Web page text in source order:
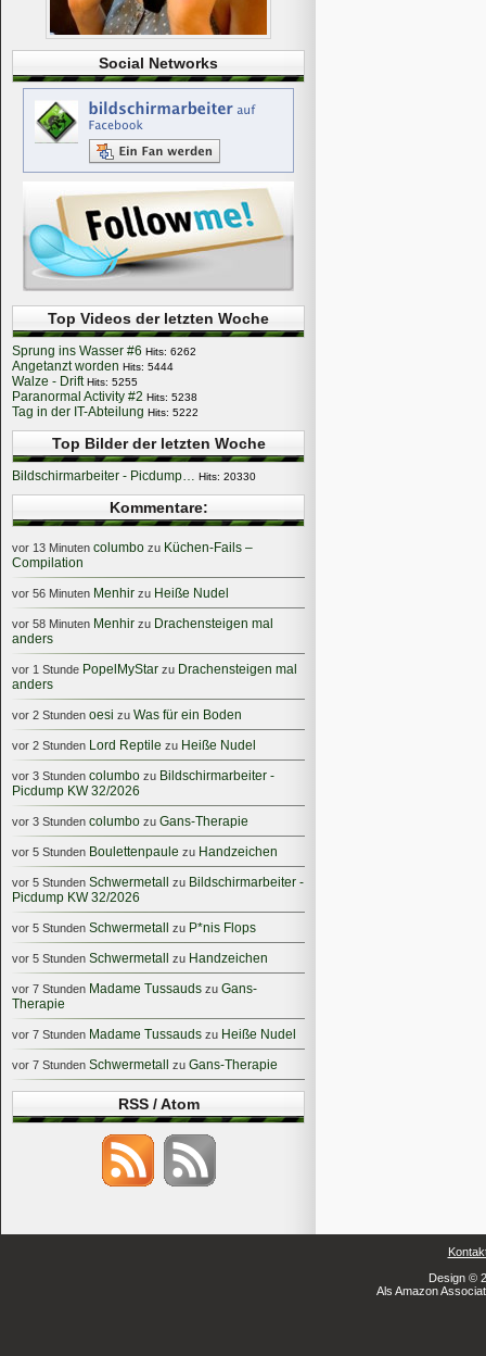
Social Networks
Top Videos der letzten Woche
Sprung ins Wasser #6 Hits: 6262
Angetanzt worden Hits: 5444
Walze - Drift Hits: 5255
Paranormal Activity #2 Hits: 5238
Tag in der IT-Abteilung Hits: 5222
Top Bilder der letzten Woche
Bildschirmarbeiter - Picdump… Hits: 20330
Kommentare:
vor 13 Minuten columbo zu Küchen-Fails –
Compilation
vor 56 Minuten Menhir zu Heiße Nudel
vor 58 Minuten Menhir zu Drachensteigen mal
anders
vor 1 Stunde PopelMyStar zu Drachensteigen mal
anders
vor 2 Stunden oesi zu Was für ein Boden
vor 2 Stunden Lord Reptile zu Heiße Nudel
vor 3 Stunden columbo zu Bildschirmarbeiter -
Picdump KW 32/2026
vor 3 Stunden columbo zu Gans-Therapie
vor 5 Stunden Boulettenpaule zu Handzeichen
vor 5 Stunden Schwermetall zu Bildschirmarbeiter -
Picdump KW 32/2026
vor 5 Stunden Schwermetall zu P*nis Flops
vor 5 Stunden Schwermetall zu Handzeichen
vor 7 Stunden Madame Tussauds zu Gans-
Therapie
vor 7 Stunden Madame Tussauds zu Heiße Nudel
vor 7 Stunden Schwermetall zu Gans-Therapie
RSS / Atom
Design ©
Als Amazon